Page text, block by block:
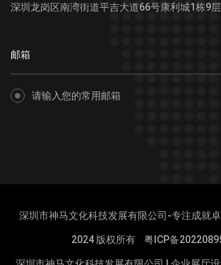
深圳龙岗区南湾街道平吉大道66号康利城1栋9层
请输入您的常用邮箱
深圳市神马文化科技发展有限公司-专注成就
2024 版权所有 粤ICP备